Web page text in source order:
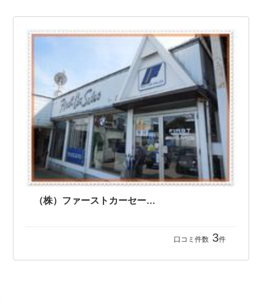
（株）ファーストカーセールス
口コミ件数 3件